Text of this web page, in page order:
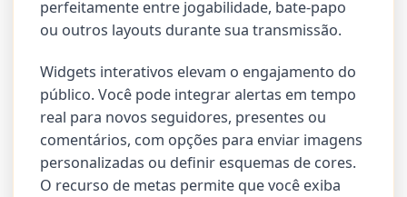
perfeitamente entre jogabilidade, bate-papo
ou outros layouts durante sua transmissão.
Widgets interativos elevam o engajamento do
público. Você pode integrar alertas em tempo
real para novos seguidores, presentes ou
comentários, com opções para enviar imagens
personalizadas ou definir esquemas de cores.
O recurso de metas permite que você exiba